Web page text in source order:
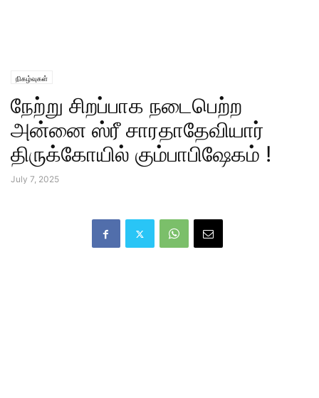
நிகழ்வுகள்
நேற்று சிறப்பாக நடைபெற்ற
அன்னை ஸ்ரீ சாரதாதேவியார்
திருக்கோயில் கும்பாபிஷேகம் !
July 7, 2025